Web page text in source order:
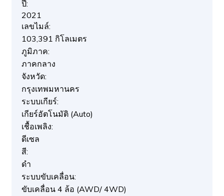
ปี:
2021
เลขไมล์:
103,391 กิโลเมตร
ภูมิภาค:
ภาคกลาง
จังหวัด:
กรุงเทพมหานคร
ระบบเกียร์:
เกียร์อัตโนมัติ (Auto)
เชื้อเพลิง:
ดีเซล
สี:
ดำ
ระบบขับเคลื่อน:
ขับเคลื่อน 4 ล้อ (AWD/ 4WD)